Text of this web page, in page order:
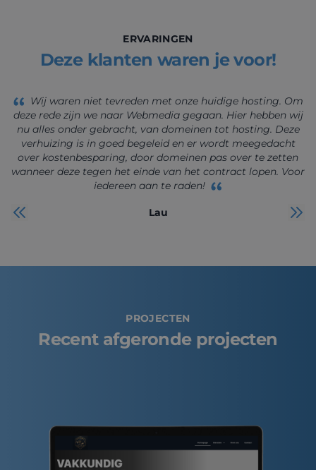
ERVARINGEN
Deze klanten waren je voor!
Wij waren niet tevreden met onze huidige hosting. Om
deze rede zijn we naar Webmedia gegaan. Hier hebben wij
nu alles onder gebracht, van domeinen tot hosting. Deze
verhuizing is in goed begeleid en er wordt meegedacht
over kostenbesparing, door domeinen pas over te zetten
wanneer deze tegen het einde van het contract lopen. Voor
iedereen aan te raden!
Lau
PROJECTEN
Recent afgeronde projecten